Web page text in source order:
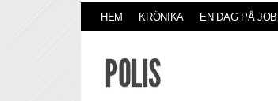
HEM KRÖNIKA EN DAG PÅ
POLIS